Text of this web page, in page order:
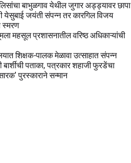
बाभुळगाव येथील जुगार अड्ड्यावर छापा
येसुबाई जयंती संपन्न तर कारगिल विजय
स्मरण
महसूल प्रशासनातील वरिष्ठ अधिकाऱ्यांची
शिक्षक-पालक मेळावा उत्साहात संपन्न
पताका, पत्रकार शहाजी फुरडेंचा
पुरस्काराने सन्मान